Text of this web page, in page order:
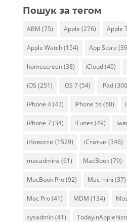
Пошук за тегом
ABM (75) Apple (276) Apple
Apple Watch(154) App Store
homescreen(38) iCloud(40)
iOS (251) iOS 7(54) iPad
iPhone 4(43) iPhone 5s (68)
iPhone 7(34) iTunes (49)
iНовости (1529) iСтатьи (346)
macadmins (61) MacBook(79)
MacBook Pro(92) Mac mini (37)
Mac Pro(41) MDM (134)
sysadmin(41)